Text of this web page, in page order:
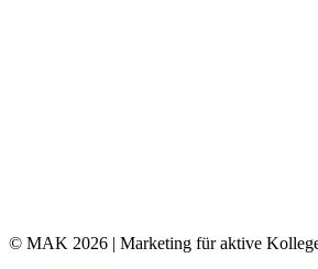
© MAK 2026 | Marketing für aktive